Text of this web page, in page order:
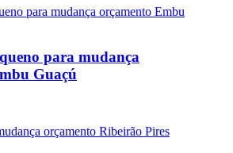
para mudança
Guaçú